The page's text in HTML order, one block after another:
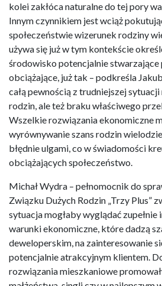
kolei zakłóca naturalne do tej pory
Innym czynnikiem jest wciąż
społeczeństwie wizerunek rodziny
używa się już w tym kontekście
środowisko potencjalnie
obciążające, już tak – podkreśla
całą pewnością z trudniejszej
rodzin, ale też braku właściwego
Wszelkie rozwiązania ekonomiczne
wyrównywanie szans rodzin
błędnie ulgami, co w świadomości
obciążających społeczeństwo.
Michał Wydra – pełnomocnik do
Związku Dużych Rodzin „Trzy Plus”
sytuacja mogłaby wyglądać
warunki ekonomiczne, które dadzą
deweloperskim, na zainteresowanie
potencjalnie atrakcyjnym klientem.
rozwiązania mieszkaniowe